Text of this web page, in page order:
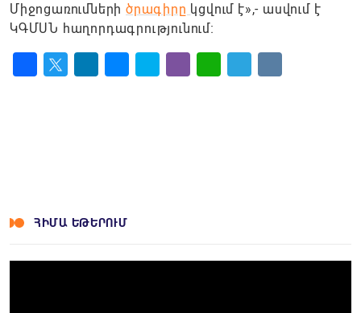
Միջոցառումներիծրագիրը կցվում է»,- ասվում է
ԿԳՄՍՆ հաղորդագրությունում։
ՀԻՄԱ ԵԹԵՐՈՒՄ